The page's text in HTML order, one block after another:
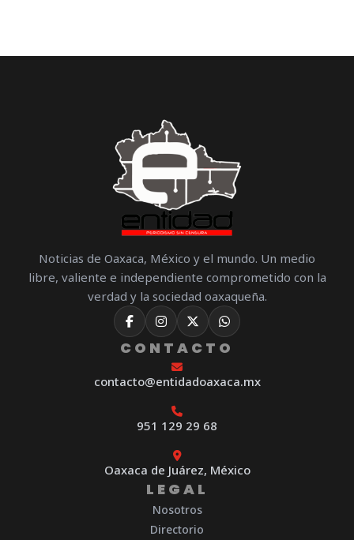
Noticias de Oaxaca, México y el mundo. Un medio
libre, valiente e independiente comprometido con la
verdad y la sociedad oaxaqueña.
CONTACTO
contacto@entidadoaxaca.mx
951 129 29 68
Oaxaca de Juárez, México
LEGAL
Nosotros
Directorio